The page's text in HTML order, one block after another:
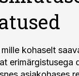
kohaselt
erimärgistusega